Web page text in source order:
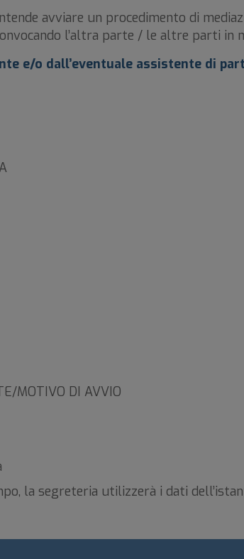
avviare un procedimento di
l’altra parte / le altre parti in
e/o dall’eventuale assistente di
MOTIVO DI AVVIO
la segreteria utilizzerà i dati